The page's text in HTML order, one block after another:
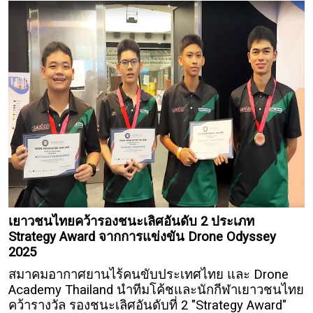
เยาวชนไทยคว้ารองชนะเลิศอันดับ 2 ประเภท
Strategy Award จากการแข่งขัน Drone Odyssey
2025
สมาคมอากาศยานไร้คนขับประเทศไทย และ Drone
Academy Thailand นำทีมโค้ชและนักกีฬาเยาวชนไทย
คว้ารางวัล รองชนะเลิศอันดับที่ 2 "Strategy Award"